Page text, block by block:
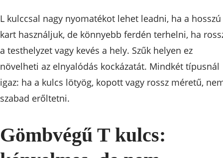
L kulccsal nagy nyomatékot lehet leadni, ha a hosszú
kart használjuk, de könnyebb ferdén terhelni, ha
a testhelyzet vagy kevés a hely. Szűk helyen ez
növelheti az elnyalódás kockázatát. Mindkét típusnál
igaz: ha a kulcs lötyög, kopott vagy rossz méretű,
szabad erőltetni.
Gömbvégű T kulcs: